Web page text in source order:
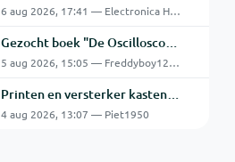
6 aug 2026, 17:41 — Electronica Hobbyist
Gezocht boek "De Oscilloscoop - Van analoog tot digitaal"
5 aug 2026, 15:05 — Freddyboy1230
Printen en versterker kasten gratis ophalen
4 aug 2026, 13:07 — Piet1950